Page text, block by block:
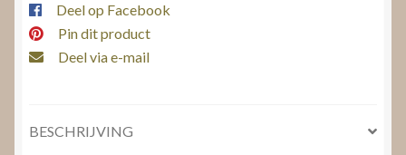
Deel op Facebook
Pin dit product
Deel via e-mail
BESCHRIJVING